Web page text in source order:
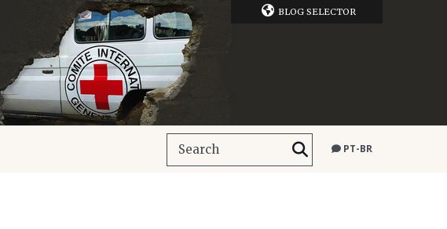
BLOG SELECTOR
PT-BR